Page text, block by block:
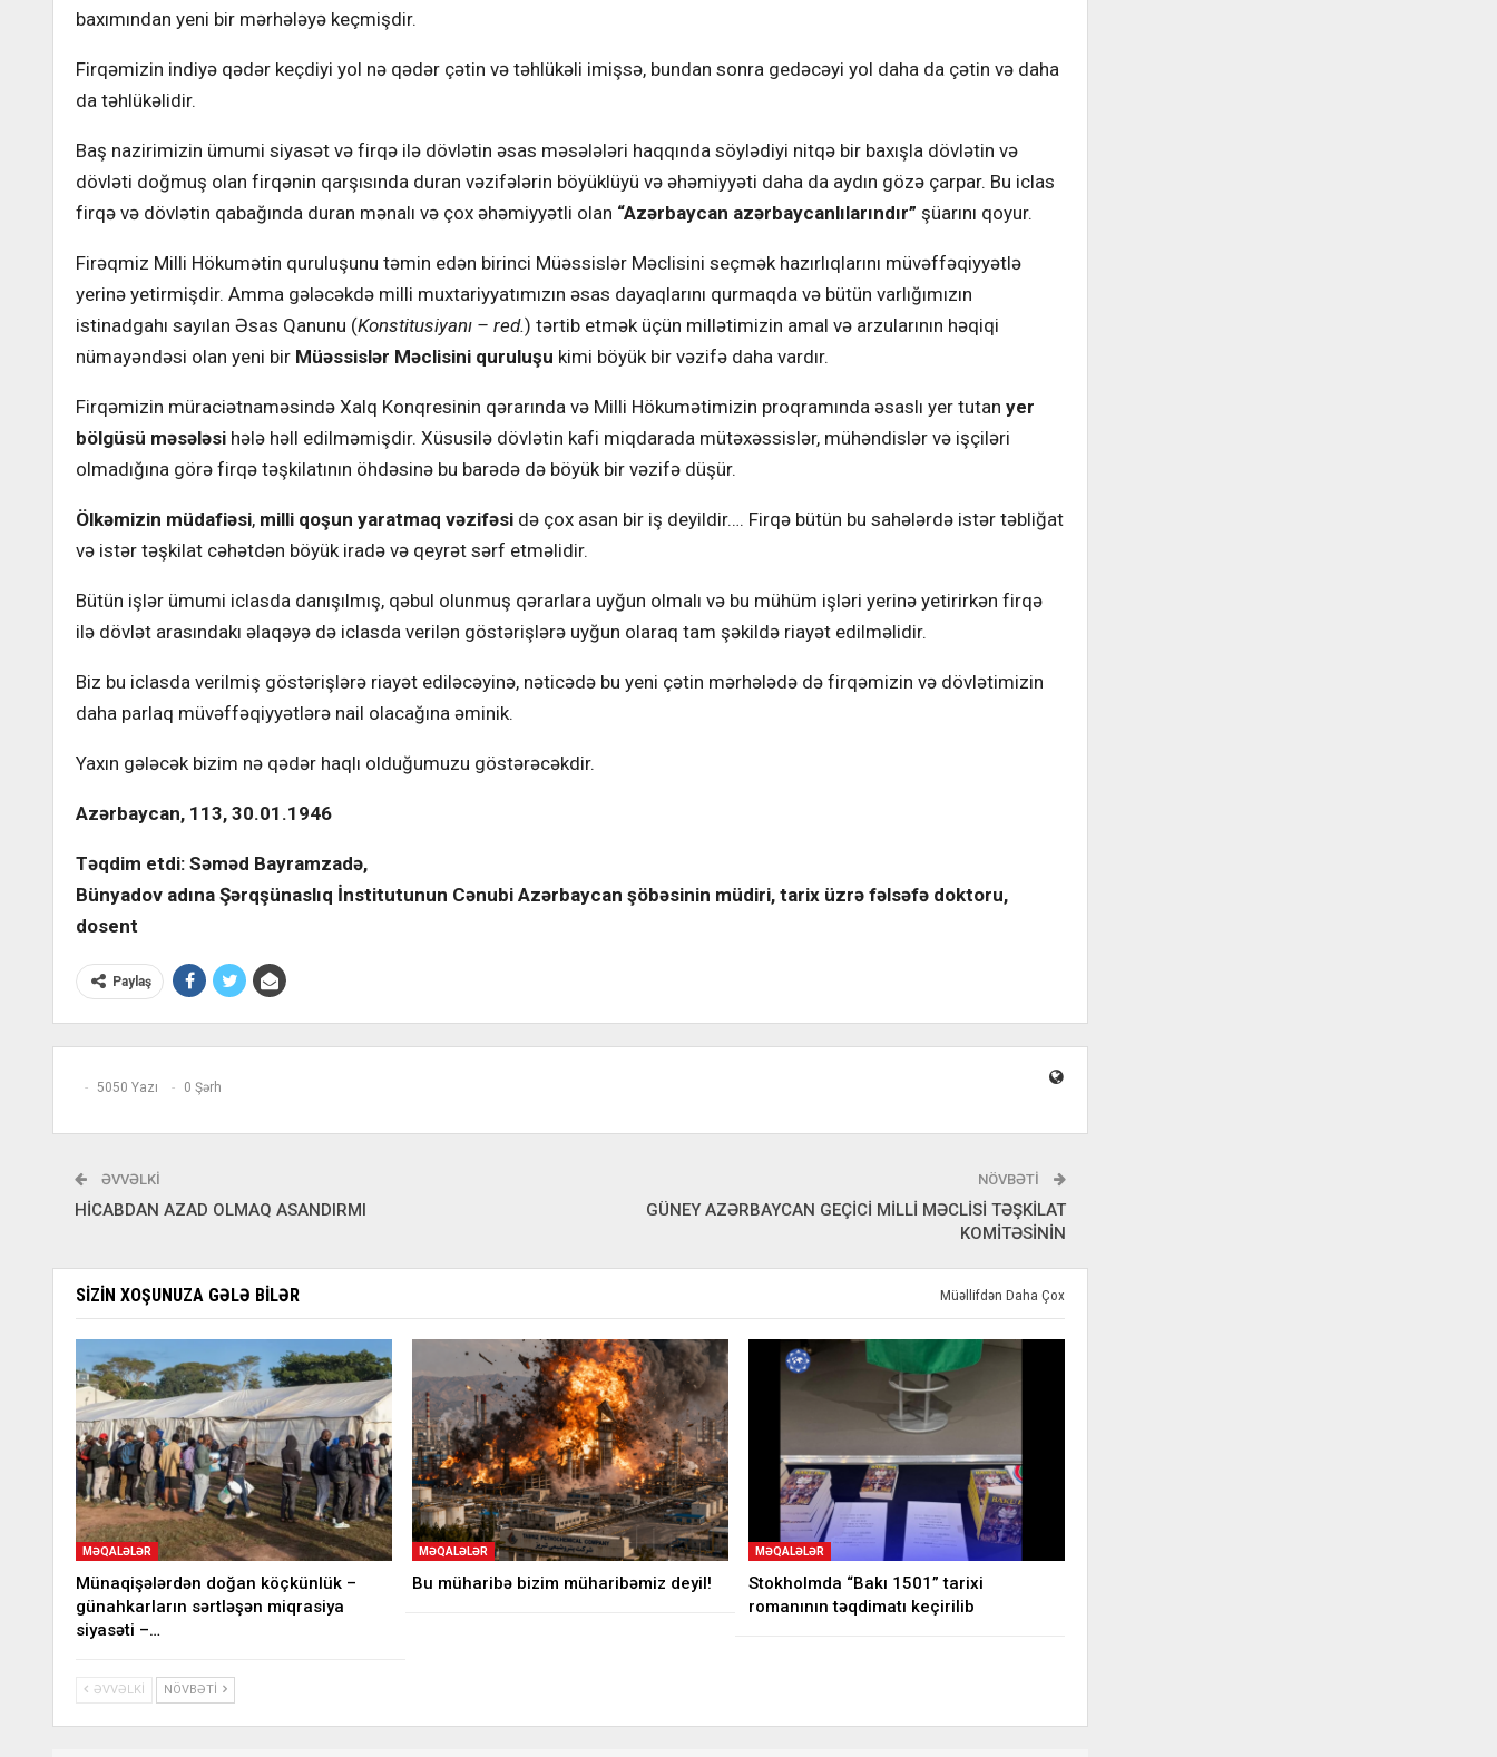
baxımından yeni bir mərhələyə keçmişdir.
Firqəmizin indiyə qədər keçdiyi yol nə qədər çətin və təhlükəli imişsə, bundan sonra gedəcəyi yol daha da çətin və daha
da təhlükəlidir.
Baş nazirimizin ümumi siyasət və firqə ilə dövlətin əsas məsələləri haqqında söylədiyi nitqə bir baxışla dövlətin və
dövləti doğmuş olan firqənin qarşısında duran vəzifələrin böyüklüyü və əhəmiyyəti daha da aydın gözə çarpar. Bu iclas
firqə və dövlətin qabağında duran mənalı və çox əhəmiyyətli olan “Azərbaycan azərbaycanlılarındır” şüarını qoyur.
Firəqmiz Milli Hökumətin quruluşunu təmin edən birinci Müəssislər Məclisini seçmək hazırlıqlarını müvəffəqiyyətlə
yerinə yetirmişdir. Amma gələcəkdə milli muxtariyyatımızın əsas dayaqlarını qurmaqda və bütün varlığımızın
istinadgahı sayılan Əsas Qanunu (Konstitusiyanı – red.) tərtib etmək üçün millətimizin amal və arzularının həqiqi
nümayəndəsi olan yeni bir Müəssislər Məclisini quruluşu kimi böyük bir vəzifə daha vardır.
Firqəmizin müraciətnaməsində Xalq Konqresinin qərarında və Milli Hökumətimizin proqramında əsaslı yer tutan yer
bölgüsü məsələsi hələ həll edilməmişdir. Xüsusilə dövlətin kafi miqdarada mütəxəssislər, mühəndislər və işçiləri
olmadığına görə firqə təşkilatının öhdəsinə bu barədə də böyük bir vəzifə düşür.
Ölkəmizin müdafiəsi, milli qoşun yaratmaq vəzifəsi də çox asan bir iş deyildir…. Firqə bütün bu sahələrdə istər təbliğat
və istər təşkilat cəhətdən böyük iradə və qeyrət sərf etməlidir.
Bütün işlər ümumi iclasda danışılmış, qəbul olunmuş qərarlara uyğun olmalı və bu mühüm işləri yerinə yetirirkən firqə
ilə dövlət arasındakı əlaqəyə də iclasda verilən göstərişlərə uyğun olaraq tam şəkildə riayət edilməlidir.
Biz bu iclasda verilmiş göstərişlərə riayət ediləcəyinə, nəticədə bu yeni çətin mərhələdə də firqəmizin və dövlətimizin
daha parlaq müvəffəqiyyətlərə nail olacağına əminik.
Yaxın gələcək bizim nə qədər haqlı olduğumuzu göstərəcəkdir.
Azərbaycan, 113, 30.01.1946
Təqdim etdi: Səməd Bayramzadə,
Bünyadov adına Şərqşünaslıq İnstitutunun Cənubi Azərbaycan şöbəsinin müdiri, tarix üzrə fəlsəfə doktoru,
dosent
Paylaş
5050 Yazı 0 Şərh
ƏVVƏLKI
HİCABDAN AZAD OLMAQ ASANDIRMI
NÖVBƏTI
GÜNEY AZƏRBAYCAN GEÇİCİ MİLLİ MƏCLİSİ TƏŞKİLAT
KOMİTƏSİNİN
SIZIN XOŞUNUZA GƏLƏ BILƏR Müəllifdən Daha Çox
MƏQALƏLƏR
Münaqişələrdən doğan köçkünlük –
günahkarların sərtləşən miqrasiya
siyasəti –…
MƏQALƏLƏR
Bu müharibə bizim müharibəmiz deyil!
MƏQALƏLƏR
Stokholmda “Bakı 1501” tarixi
romanının təqdimatı keçirilib
ƏVVƏLKI NÖVBƏTI